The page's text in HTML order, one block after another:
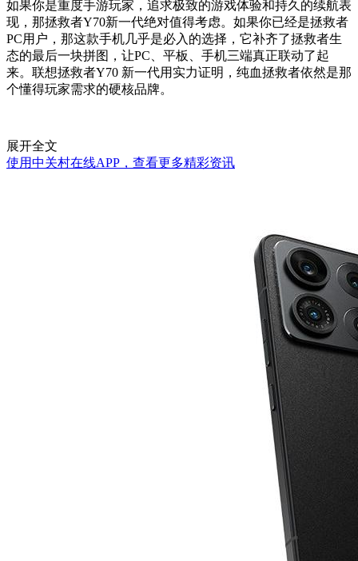
如果你是重度手游玩家，追求极致的游戏体验和持久的续航表
现，那拯救者Y70新一代绝对值得考虑。如果你已经是拯救者
PC用户，那这款手机几乎是必入的选择，它补齐了拯救者生
态的最后一块拼图，让PC、平板、手机三端真正联动了起
来。联想拯救者Y70 新一代用实力证明，纯血拯救者依然是那
个懂得玩家需求的硬核品牌。
展开全文
使用中关村在线APP，查看更多精彩资讯